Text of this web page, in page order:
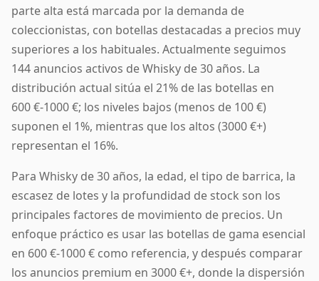
parte alta está marcada por la demanda de
coleccionistas, con botellas destacadas a precios muy
superiores a los habituales. Actualmente seguimos
144 anuncios activos de Whisky de 30 años. La
distribución actual sitúa el 21% de las botellas en
600 €-1000 €; los niveles bajos (menos de 100 €)
suponen el 1%, mientras que los altos (3000 €+)
representan el 16%.
Para Whisky de 30 años, la edad, el tipo de barrica, la
escasez de lotes y la profundidad de stock son los
principales factores de movimiento de precios. Un
enfoque práctico es usar las botellas de gama esencial
en 600 €-1000 € como referencia, y después comparar
los anuncios premium en 3000 €+, donde la dispersión